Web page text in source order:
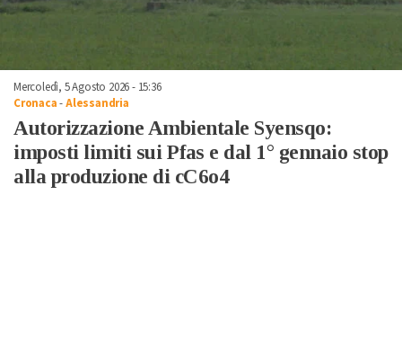
Mercoledì, 5 Agosto 2026 - 15:36
Cronaca-Alessandria
Autorizzazione Ambientale Syensqo:
imposti limiti sui Pfas e dal 1° gennaio stop
alla produzione di cC6o4